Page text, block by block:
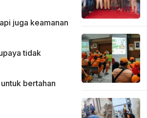
juga keamanan
tidak
bertahan